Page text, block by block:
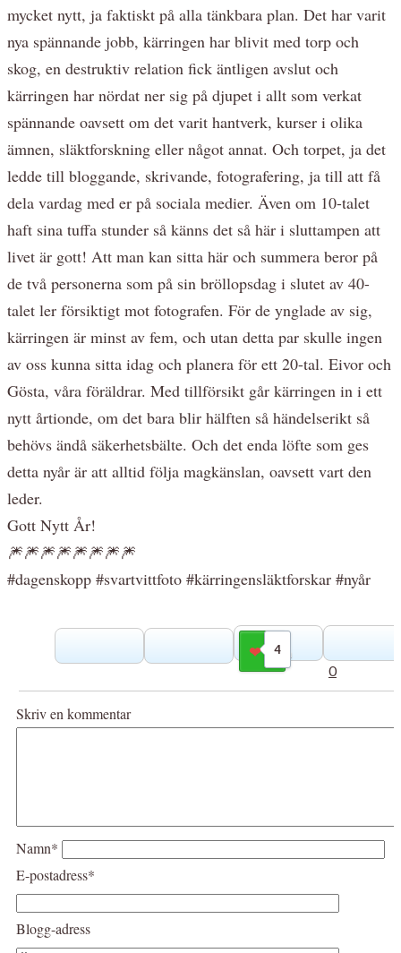
mycket nytt, ja faktiskt på alla tänkbara plan. Det har varit
nya spännande jobb, kärringen har blivit med torp och
skog, en destruktiv relation fick äntligen avslut och
kärringen har nördat ner sig på djupet i allt som verkat
spännande oavsett om det varit hantverk, kurser i olika
ämnen, släktforskning eller något annat. Och torpet, ja det
ledde till bloggande, skrivande, fotografering, ja till att få
dela vardag med er på sociala medier. Även om 10-talet
haft sina tuffa stunder så känns det så här i sluttampen att
livet är gott! Att man kan sitta här och summera beror på
de två personerna som på sin bröllopsdag i slutet av 40-
talet ler försiktigt mot fotografen. För de ynglade av sig,
kärringen är minst av fem, och utan detta par skulle ingen
av oss kunna sitta idag och planera för ett 20-tal. Eivor och
Gösta, våra föräldrar. Med tillförsikt går kärringen in i ett
nytt årtionde, om det bara blir hälften så händelserikt så
behövs ändå säkerhetsbälte. Och det enda löfte som ges
detta nyår är att alltid följa magkänslan, oavsett vart den
leder.
Gott Nytt År!
🎆🎆🎆🎆🎆🎆🎆🎆
#dagenskopp #svartvittfoto #kärringensläktforskar #nyår
4
Gilla
0
Skriv en kommentar
Namn*
E-postadress*
Blogg-adress